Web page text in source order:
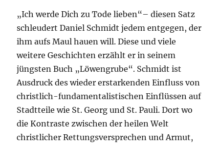
„Ich werde Dich zu Tode lieben“– diesen Satz
schleudert Daniel Schmidt jedem entgegen, der
ihm aufs Maul hauen will. Diese und viele
weitere Geschichten erzählt er in seinem
jüngsten Buch „Löwengrube“. Schmidt ist
Ausdruck des wieder erstarkenden Einfluss von
christlich-fundamentalistischen Einflüssen auf
Stadtteile wie St. Georg und St. Pauli. Dort wo
die Kontraste zwischen der heilen Welt
christlicher Rettungsversprechen und Armut,